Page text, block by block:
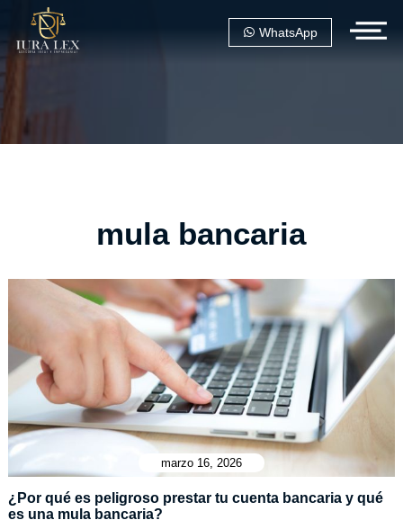
WhatsApp
mula bancaria
marzo 16, 2026
¿Por qué es peligroso prestar tu cuenta bancaria y qué
es una mula bancaria?